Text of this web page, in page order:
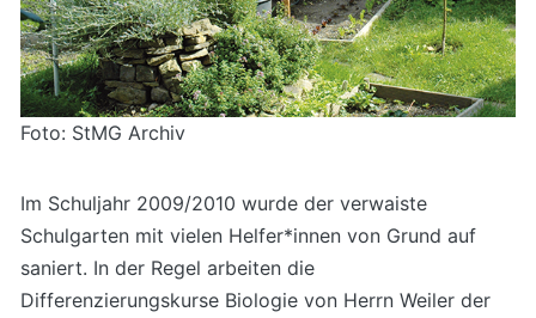
Foto: StMG Archiv
Im Schuljahr 2009/2010 wurde der verwaiste
Schulgarten mit vielen Helfer*innen von Grund auf
saniert. In der Regel arbeiten die
Differenzierungskurse Biologie von Herrn Weiler der